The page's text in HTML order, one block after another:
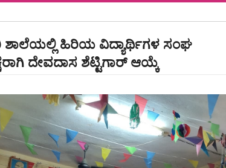
ಹಿರಿಯ ವಿದ್ಯಾರ್ಥಿಗಳ ಸಂಘ
ದೇವದಾಸ ಶೆಟ್ಟಿಗಾರ್ ಆಯ್ಕೆ